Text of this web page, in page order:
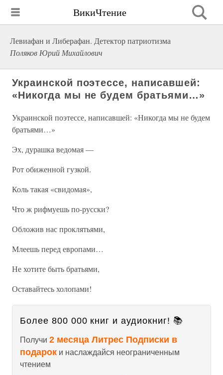
ВикиЧтение
Левиафан и Либерафан. Детектор патриотизма
Поляков Юрий Михайлович
Украинской поэтессе, написавшей:
«Никогда мы не будем братьями…»
Украинской поэтессе, написавшей: «Никогда мы не будем
братьями…»
Эх, дурашка ведомая —
Рот обиженной гузкой.
Коль такая «свидомая»,
Что ж рифмуешь по-русски?
Обложив нас проклятьями,
Млеешь перед европами…
Не хотите быть братьями,
Оставайтесь холопами!
Более 800 000 книг и аудиокниг! 📚
Получи 2 месяца Литрес Подписки в
подарок и наслаждайся неограниченным
чтением